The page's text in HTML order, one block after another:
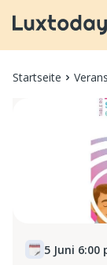
Startseite
5 Juni 6:00